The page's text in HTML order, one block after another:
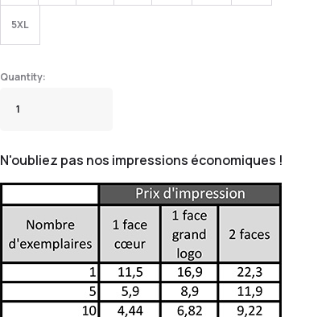
5XL
N'oubliez pas nos impressions économiques !